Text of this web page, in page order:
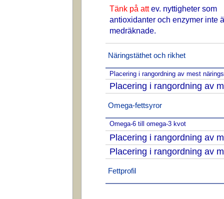
Tänk på attev. nyttigheter som
antioxidanter och enzymer inte
medräknade.
Näringstäthet och rikhet
Placering i rangordning av mest
Placering i rangordning av
Omega-fettsyror
Omega-6 till omega-3 kvot
Placering i rangordning av
Placering i rangordning av
Fettprofil